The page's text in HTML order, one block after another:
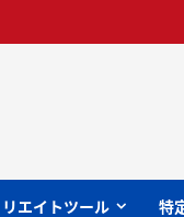
エイトツール 特